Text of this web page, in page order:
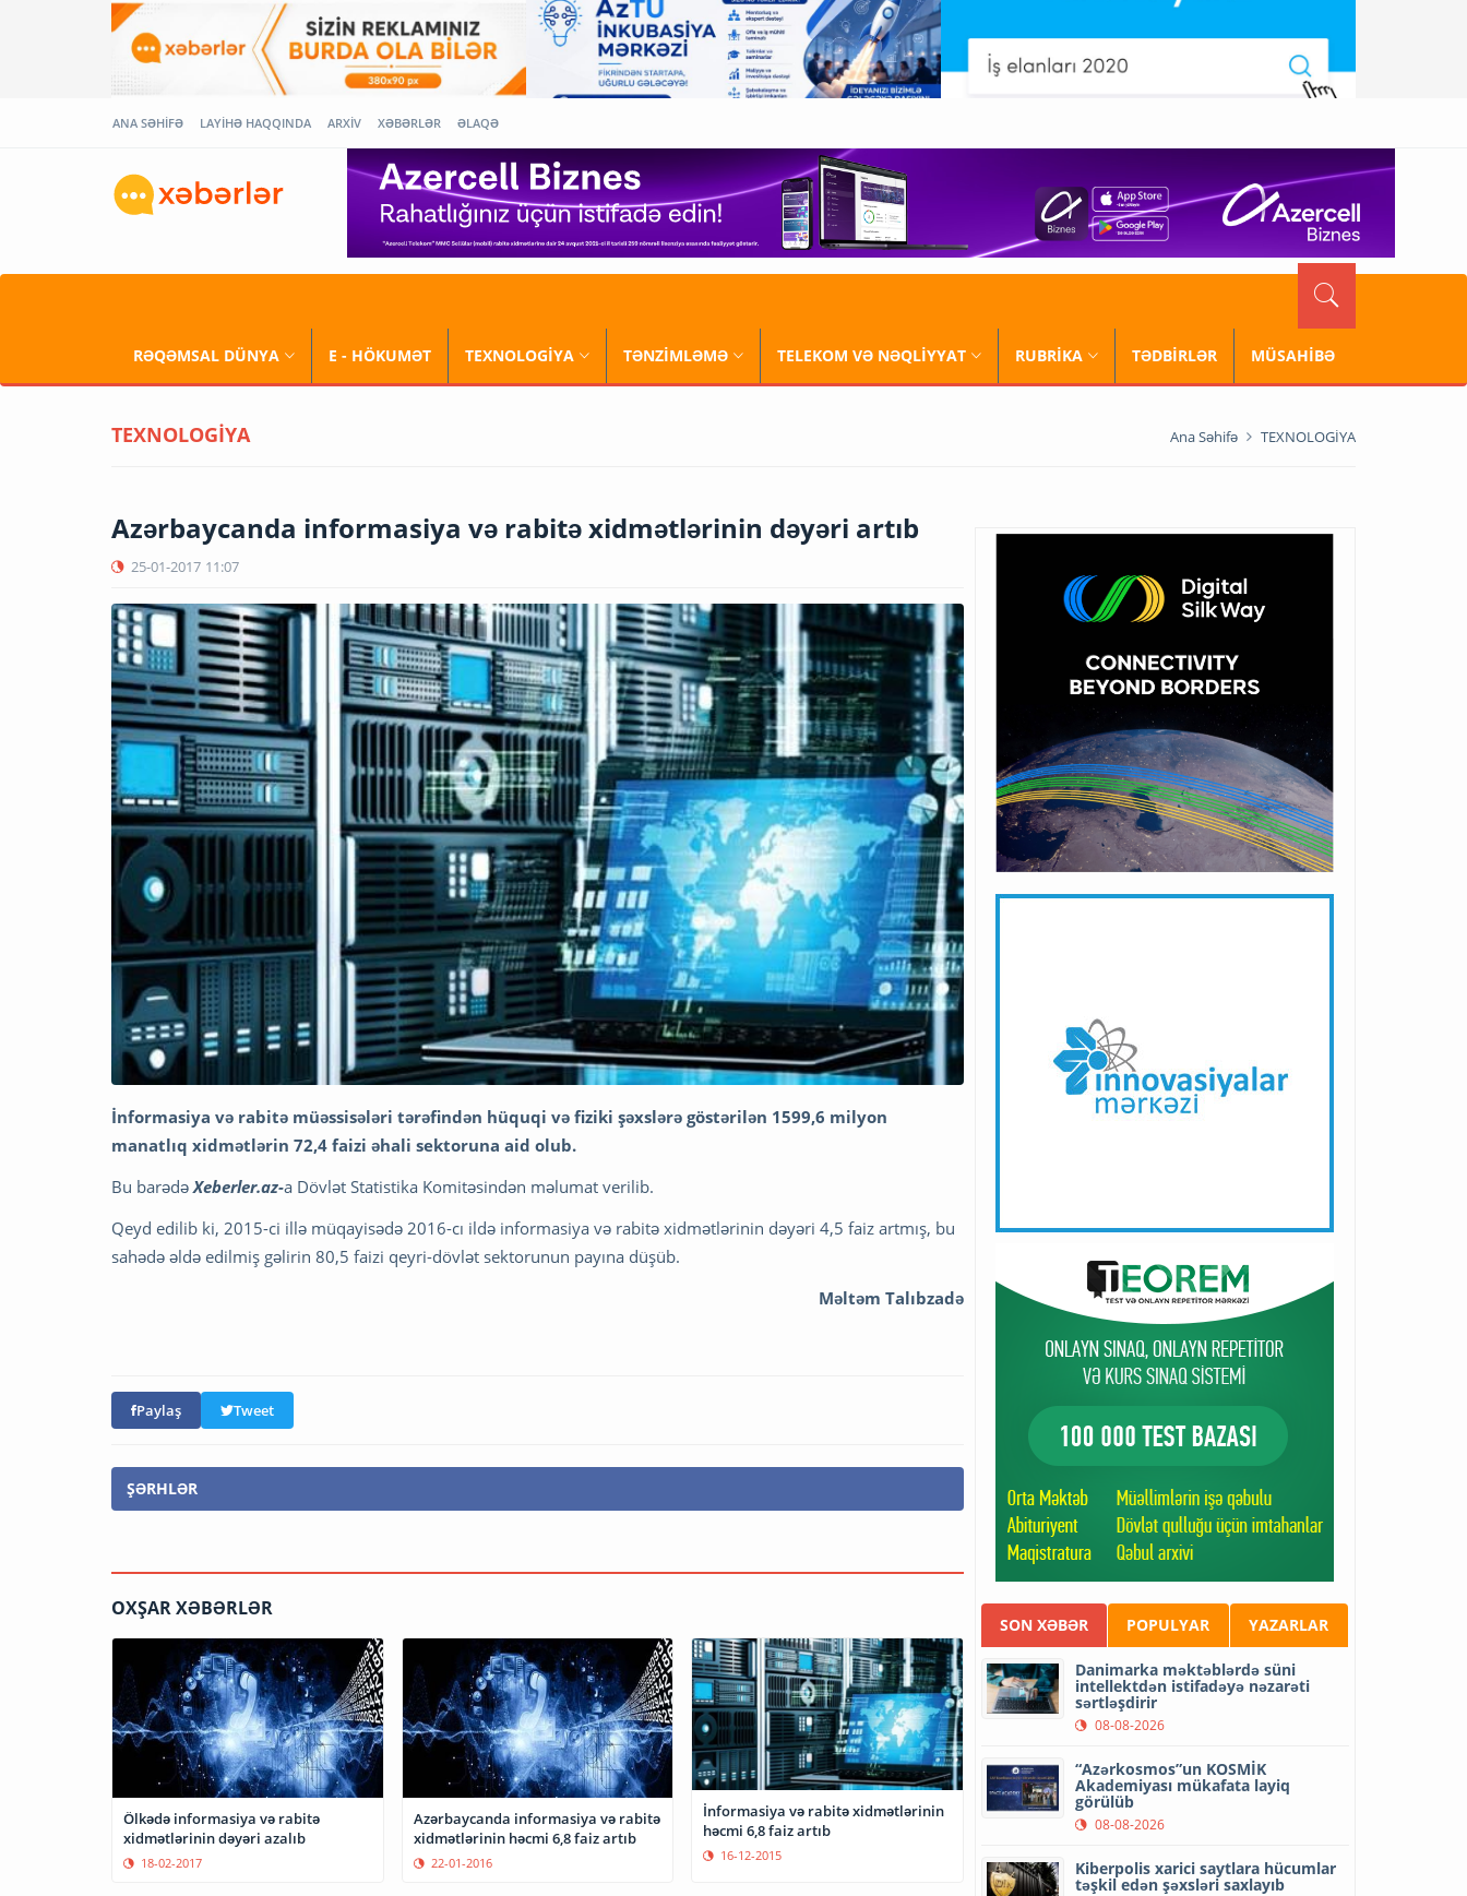
ANA SƏHİFƏ LAYİHƏ HAQQINDA ARXİV XƏBƏRLƏR ƏLAQƏ
RƏQƏMSAL DÜNYA E - HÖKUMƏT TEXNOLOGİYA TƏNZİMLƏMƏ TELEKOM VƏ NƏQLİYYAT RUBRİKA TƏDBİRLƏR MÜSAHİBƏ
TEXNOLOGİYA Ana Səhifə TEXNOLOGİYA
Azərbaycanda informasiya və rabitə xidmətlərinin dəyəri artıb
25-01-2017 11:07
İnformasiya və rabitə müəssisələri tərəfindən hüquqi və fiziki şəxslərə göstərilən 1599,6 milyon
manatlıq xidmətlərin 72,4 faizi əhali sektoruna aid olub.
Bu barədə Xeberler.az-a Dövlət Statistika Komitəsindən məlumat verilib.
Qeyd edilib ki, 2015-ci illə müqayisədə 2016-cı ildə informasiya və rabitə xidmətlərinin dəyəri 4,5 faiz artmış, bu
sahədə əldə edilmiş gəlirin 80,5 faizi qeyri-dövlət sektorunun payına düşüb.
Məltəm Talıbzadə
Paylaş Tweet
ŞƏRHLƏR
OXŞAR XƏBƏRLƏR
Ölkədə informasiya və rabitə
xidmətlərinin dəyəri azalıb
18-02-2017
Azərbaycanda informasiya və rabitə
xidmətlərinin həcmi 6,8 faiz artıb
22-01-2016
İnformasiya və rabitə xidmətlərinin
həcmi 6,8 faiz artıb
16-12-2015
SON XƏBƏR POPULYAR YAZARLAR
Danimarka məktəblərdə süni
intellektdən istifadəyə nəzarəti
sərtləşdirir
08-08-2026
“Azərkosmos”un KOSMİK
Akademiyası mükafata layiq
görülüb
08-08-2026
Kiberpolis xarici saytlara hücumlar
təşkil edən şəxsləri saxlayıb